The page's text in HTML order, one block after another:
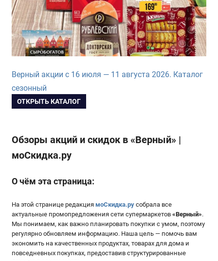
Верный акции с 16 июля — 11 августа 2026. Каталог
сезонный
ОТКРЫТЬ КАТАЛОГ
Обзоры акций и скидок в «Верный» |
моСкидка.ру
О чём эта страница:
На этой странице редакция моСкидка.ру собрала все
актуальные промопредложения сети супермаркетов «Верный».
Мы понимаем, как важно планировать покупки с умом, поэтому
регулярно обновляем информацию. Наша цель — помочь вам
экономить на качественных продуктах, товарах для дома и
повседневных покупках, предоставив структурированные